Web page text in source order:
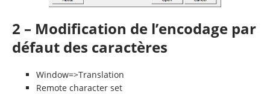
2 – Modification de l’encodage par
défaut des caractères
Window=>Translation
Remote character set